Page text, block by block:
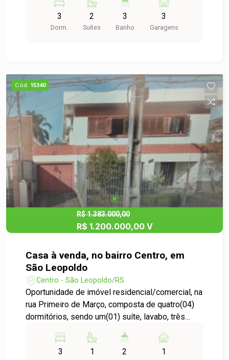
2 salas ou ampliar as existentes Permanecem os
splits instalados e móveis fixos Equipado com 3
exaustores PAVIMENTO INFERIOR ?
social Despensa FUNDO DO TERRENO - CASA
ANEXA Necessita de reformas 2 dormitórios
(sendo 1 suíte) Sala e cozinha integradas
Banheiro social Excelente opção para
investidores, profissionais liberais, clínicas,
escritórios ou quem busca unir conforto
residencial com rentabilidade comercial. Entre em
contato para mais informações e agende uma
visita!
3
Dorm.
2
Suítes
3
Banho
3
Garagens
Cód. 15340
R$ 1.383.000,00
R$ 1.200.000,00 V
Casa à venda, no bairro Centro, em
São Leopoldo
Centro - São Leopoldo/RS
Oportunidade de imóvel residencial/comercial, na
rua Primeiro de Março, composta de quatro(04)
dormitórios, sendo um(01) suíte, lavabo, três
copa/cozinha, lavanderia, quiosque com
churrasqueira , pátio e garagem.
3 1 2 1